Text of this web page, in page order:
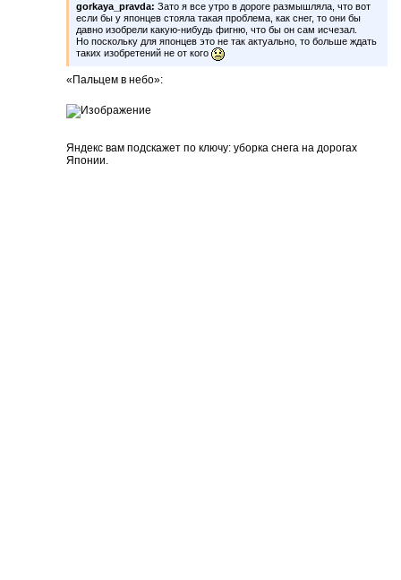
gorkaya_pravda: Зато я все утро в дороге размышляла, что вот
если бы у японцев стояла такая проблема, как снег, то они бы
давно изобрели какую-нибудь фигню, что бы он сам исчезал.
Но поскольку для японцев это не так актуально, то больше ждать
таких изобретений не от кого
«Пальцем в небо»:
Яндекс вам подскажет по ключу: уборка снега на дорогах
Японии.